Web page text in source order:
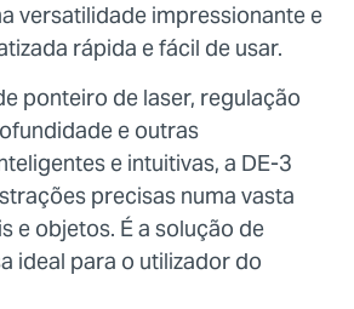
versatilidade impressionante e
rápida e fácil de usar.
ponteiro de laser, regulação
e outras
e intuitivas, a DE-3
precisas numa vasta
e objetos. É a solução de
ideal para o utilizador do